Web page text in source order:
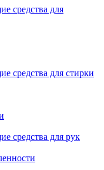
средства для
средства для стирки
средства для рук